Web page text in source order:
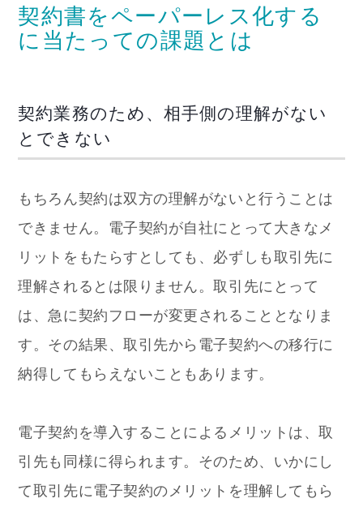
契約書をペーパーレス化する
に当たっての課題とは
契約業務のため、相手側の理解がない
とできない
もちろん契約は双方の理解がないと行うことは
できません。電子契約が自社にとって大きなメ
リットをもたらすとしても、必ずしも取引先に
理解されるとは限りません。取引先にとって
は、急に契約フローが変更されることとなりま
す。その結果、取引先から電子契約への移行に
納得してもらえないこともあります。
電子契約を導入することによるメリットは、取
引先も同様に得られます。そのため、いかにし
て取引先に電子契約のメリットを理解してもら